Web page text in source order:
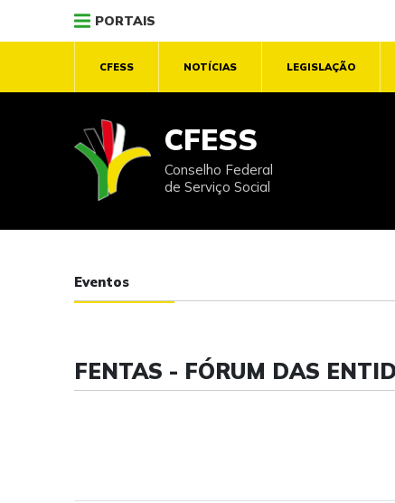
PORTAIS
CFESS NOTÍCIAS LEGISLAÇÃO
CFESS
Conselho Federal
de Serviço Social
Eventos
FENTAS - FÓRUM DAS